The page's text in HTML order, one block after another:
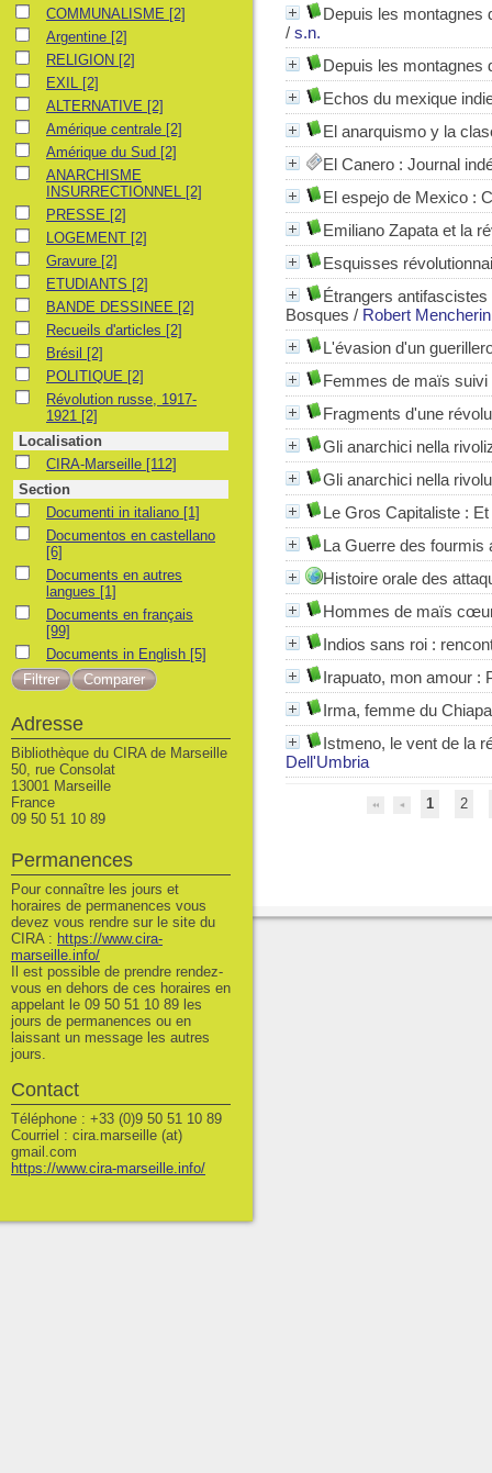
Depuis les montagnes
/ s.n.
Depuis les montagnes
Echos du mexique
El anarquismo y la
El Canero : Journal
El espejo de Mexico :
Emiliano Zapata et la
Esquisses
Étrangers
Bosques / Robert
L'évasion d'un
Femmes de maïs
Fragments d'une
Gli anarchici nella
Gli anarchici nella
Le Gros Capitaliste :
La Guerre des fourmis
Histoire orale des
Hommes de maïs
Indios sans roi :
Irapuato, mon amour :
Irma, femme du
Istmeno, le vent de la
Dell'Umbria
1 2
COMMUNALISME
COMMUNALISME [2]
ArgentineArgentine [2]
RELIGION
RELIGION [2]
EXIL EXIL [2]
ALTERNATIVE
ALTERNATIVE [2]
Amérique centrale
Amérique centrale [2]
Amérique du Sud
Amérique du Sud [2]
ANARCHISME INSURRECTIONNEL
ANARCHISME
INSURRECTIONNEL [2]
PRESSEPRESSE [2]
LOGEMENT
LOGEMENT [2]
GravureGravure [2]
ETUDIANTS
ETUDIANTS [2]
BANDE DESSINEE
BANDE DESSINEE [2]
Recueils d'articles
Recueils d'articles [2]
BrésilBrésil
[2]
POLITIQUE
POLITIQUE [2]
Révolution russe, 1917-1921
Révolution russe, 1917-
1921 [2]
Localisation
CIRA-Marseille
CIRA-Marseille [112]
Section
Documenti in italiano
Documenti in italiano [1]
Documentos en castellano
Documentos en castellano
[6]
Documents en autres langues
Documents en autres
langues [1]
Documents en français
Documents en français
[99]
Documents in English
Documents in English [5]
Adresse
Bibliothèque du CIRA de Marseille
50, rue Consolat
13001 Marseille
France
09 50 51 10 89
Permanences
Pour connaître les jours et
horaires de permanences vous
devez vous rendre sur le site du
CIRA : https://www.cira-
marseille.info/
Il est possible de prendre rendez-
vous en dehors de ces horaires en
appelant le 09 50 51 10 89 les
jours de permanences ou en
laissant un message les autres
jours.
Contact
Téléphone : +33 (0)9 50 51 10 89
Courriel : cira.marseille (at)
gmail.com
https://www.cira-marseille.info/